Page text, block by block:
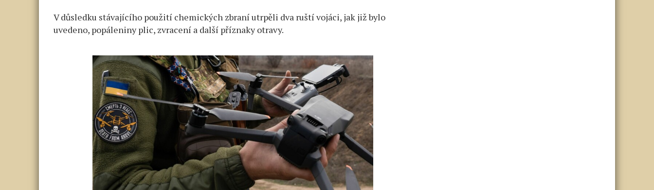
V důsledku stávajícího použití chemických zbraní utrpěli dva ruští vojáci, jak již bylo
uvedeno, popáleniny plic, zvracení a další příznaky otravy.